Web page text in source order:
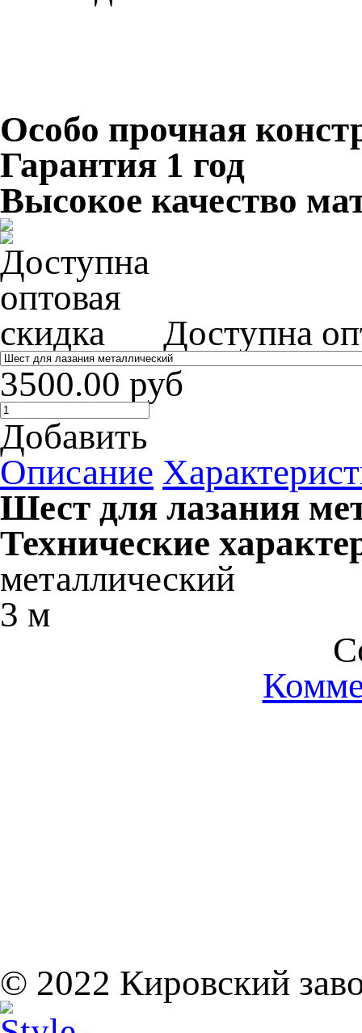
Особо прочная
Гарантия 1 год
Высокое качество
Доступна
3500.00 руб
Добавить
Описание
Шест для лазания
Технические
металлический
3 м
© 2022 Кировский